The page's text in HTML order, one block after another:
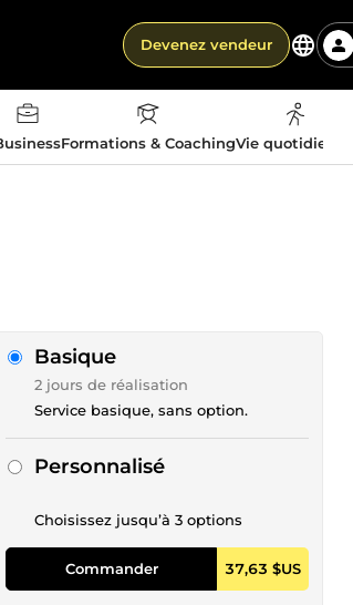
Devenez vendeur
Formations & CoachingVie
Basique
2 jours de réalisation
Service basique, sans option.
Personnalisé
Choisissez jusqu’à 3 options
Commander 37,63 $US